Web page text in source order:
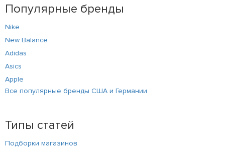
Популярные бренды
Nike
New Balance
Adidas
Asics
Apple
Все популярные бренды США и Германии
Типы статей
Подборки магазинов